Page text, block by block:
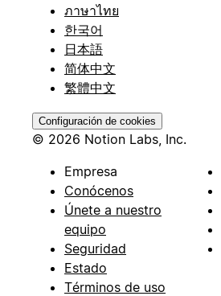
ภาษาไทย
한국어
日本語
简体中文
繁體中文
Configuración de cookies
© 2026 Notion Labs, Inc.
Empresa
Conócenos
Únete a nuestro
equipo
Seguridad
Estado
Términos de uso